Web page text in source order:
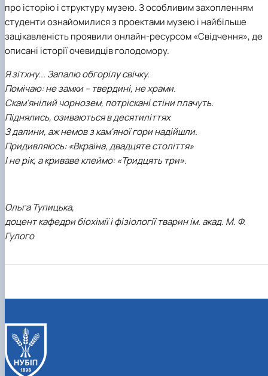
про історію і структуру музею. З особливим захопленням
студенти ознайомилися з проектами музею і найбільше
зацікавленість проявили онлайн-ресурсом «Свідчення», де
описані історії очевидців голодомору.
Я зітхну... Запалю обгорілу свічку.
Помічаю: не замки – твердині, не храми.
Скам'янілий чорнозем, потріскані стіни плачуть.
Піднялись, озиваються в десятиліттях
З далини, аж немов з кам'яної гори надійшли.
Придивляюсь: «Вкраїна, двадцяте століття»
І не рік, а криваве клеймо: «Тридцять три».
Ольга Тупицька,
доцент кафедри біохімії і фізіології тварин ім. акад. М. Ф.
Гулого